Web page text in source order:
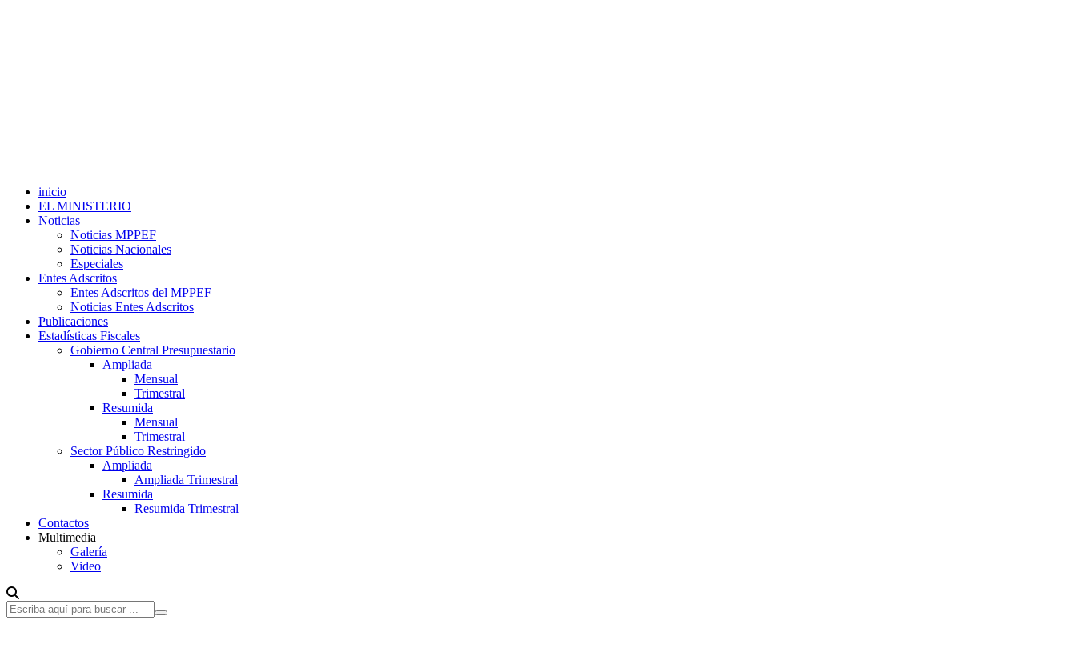
inicio
EL MINISTERIO
Noticias
Noticias MPPEF
Noticias Nacionales
Especiales
Entes Adscritos
Entes Adscritos del MPPEF
Noticias Entes Adscritos
Publicaciones
Estadísticas Fiscales
Gobierno Central Presupuestario
Ampliada
Mensual
Trimestral
Resumida
Mensual
Trimestral
Sector Público Restringido
Ampliada
Ampliada Trimestral
Resumida
Resumida Trimestral
Contactos
Multimedia
Galería
Video